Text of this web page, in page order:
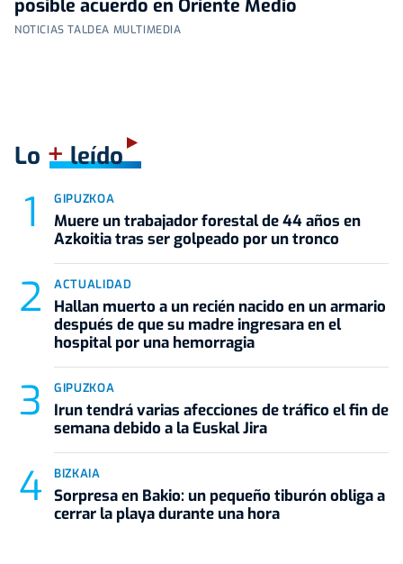
posible acuerdo en Oriente Medio
NOTICIAS TALDEA MULTIMEDIA
Lo +leído
GIPUZKOA
Muere un trabajador forestal de 44 años en
Azkoitia tras ser golpeado por un tronco
ACTUALIDAD
Hallan muerto a un recién nacido en un armario
después de que su madre ingresara en el
hospital por una hemorragia
GIPUZKOA
Irun tendrá varias afecciones de tráfico el fin de
semana debido a la Euskal Jira
BIZKAIA
Sorpresa en Bakio: un pequeño tiburón obliga a
cerrar la playa durante una hora